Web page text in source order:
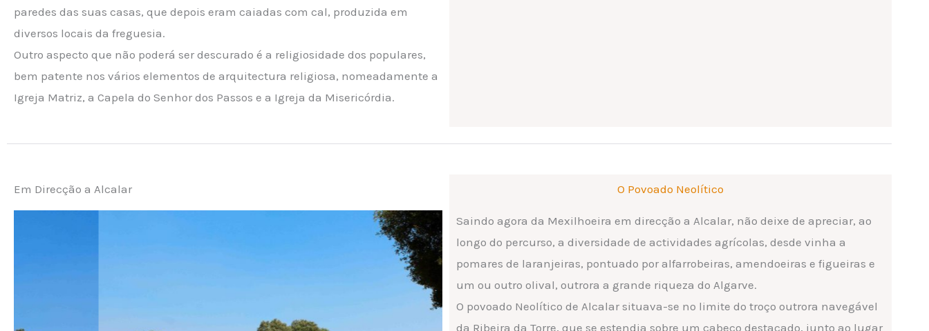
paredes das suas casas, que depois eram caiadas com cal, produzida em
diversos locais da freguesia.
Outro aspecto que não poderá ser descurado é a religiosidade dos populares,
bem patente nos vários elementos de arquitectura religiosa, nomeadamente a
Igreja Matriz, a Capela do Senhor dos Passos e a Igreja da Misericórdia.
Em Direcção a Alcalar O Povoado Neolítico
Saindo agora da Mexilhoeira em direcção a Alcalar, não deixe de apreciar, ao
longo do percurso, a diversidade de actividades agrícolas, desde vinha a
pomares de laranjeiras, pontuado por alfarrobeiras, amendoeiras e figueiras e
um ou outro olival, outrora a grande riqueza do Algarve.
O povoado Neolítico de Alcalar situava-se no limite do troço outrora navegável
da Ribeira da Torre, que se estendia sobre um cabeço destacado, junto ao lugar